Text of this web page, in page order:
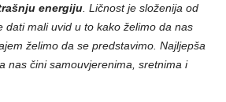
energiju. Ličnost je složenija od
dati mali uvid u to kako želimo da nas
želimo da se predstavimo. Najljepša
nas čini samouvjerenima, sretnima i